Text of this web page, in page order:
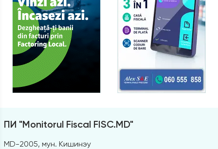
ПИ "Monitorul Fiscal FISC.MD"
MD-2005, мун. Кишинэу